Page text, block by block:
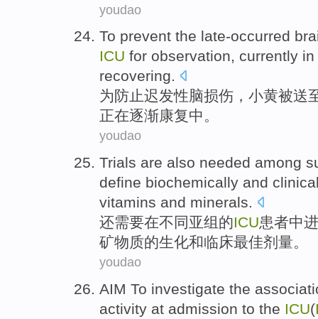
youdao
To prevent the late-occurred
ICU for observation, currently in
recovering.
为防止迟发性脑损伤 ，小黄被送
正在逐渐康复中。
youdao
Trials are also needed among
define biochemically and
vitamins and minerals.
还需要在不同亚组的ICU患者中
矿物质的生化和临床最佳剂量。
youdao
AIM To investigate the
activity at admission to the ICU(